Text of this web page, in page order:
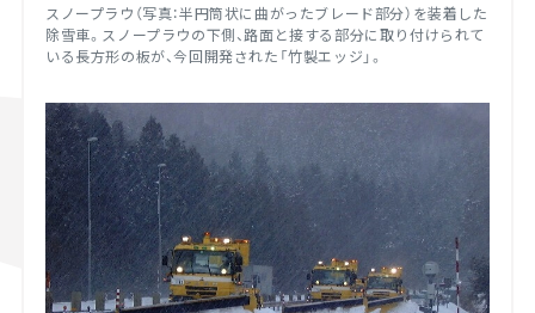
スノープラウ（写真：半円筒状に曲がったブレード部分）を装着した
除雪車。スノープラウの下側、路面と接する部分に取り付けられて
いる長方形の板が、今回開発された「竹製エッジ」。